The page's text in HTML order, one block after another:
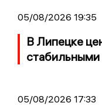
05/08/2026 19:35
В Липецке
стабильными
05/08/2026 17:33